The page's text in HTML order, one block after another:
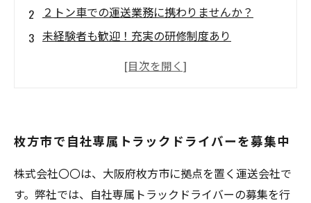
２トン車での運送業務に携わりませんか？
未経験者も歓迎！充実の研修制度あり
高待遇と社員特典で安心の働き方を実現
枚方市で自社専属トラックドライバーを募集中
株式会社〇〇は、大阪府枚方市に拠点を置く運送会社で
す。弊社では、自社専属トラックドライバーの募集を行